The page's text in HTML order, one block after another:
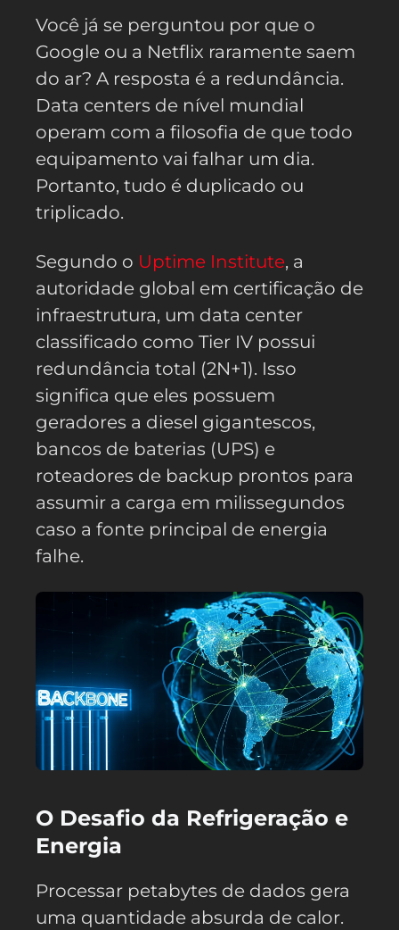
Você já se perguntou por que o
Google ou a Netflix raramente saem
do ar? A resposta é a redundância.
Data centers de nível mundial
operam com a filosofia de que todo
equipamento vai falhar um dia.
Portanto, tudo é duplicado ou
triplicado.
Segundo o Uptime Institute, a
autoridade global em certificação de
infraestrutura, um data center
classificado como Tier IV possui
redundância total (2N+1). Isso
significa que eles possuem
geradores a diesel gigantescos,
bancos de baterias (UPS) e
roteadores de backup prontos para
assumir a carga em milissegundos
caso a fonte principal de energia
falhe.
O Desafio da Refrigeração e
Energia
Processar petabytes de dados gera
uma quantidade absurda de calor.